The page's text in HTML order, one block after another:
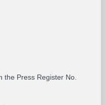
the Press Register No.